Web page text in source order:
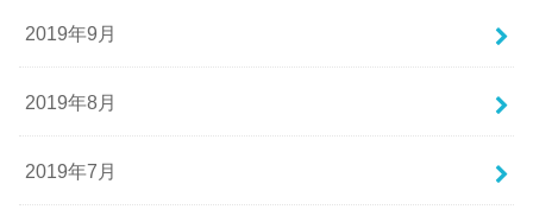
2019年9月
2019年8月
2019年7月